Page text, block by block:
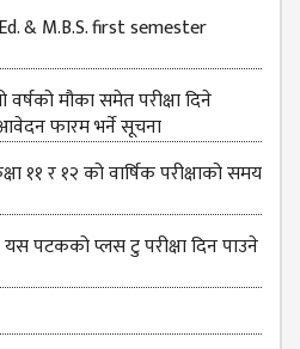
& M.B.S. first semester
वर्षको मौका समेत परीक्षा दिने
आवेदन फारम भर्ने सूचना
११ र १२ को वार्षिक परीक्षाको समय
यस पटकको प्लस टु परीक्षा दिन पाउने